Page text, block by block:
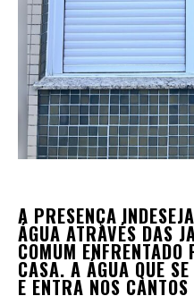
A PRESENÇA
ÁGUA ATRAVÉS DAS
COMUM
CASA. A ÁGUA QUE
E ENTRA NOS